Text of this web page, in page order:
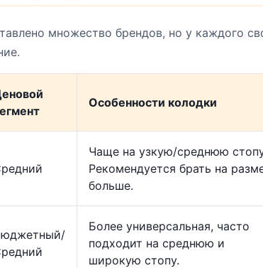
множество брендов, но у каждого
Особенности колодки
Чаще на узкую/среднюю
Рекомендуется брать на
больше.
Более универсальная, часто
подходит на среднюю и
широкую стопу.